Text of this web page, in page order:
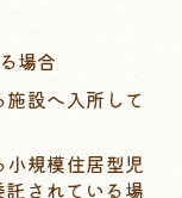
場合
設へ入所して
規模住居型児
されている場